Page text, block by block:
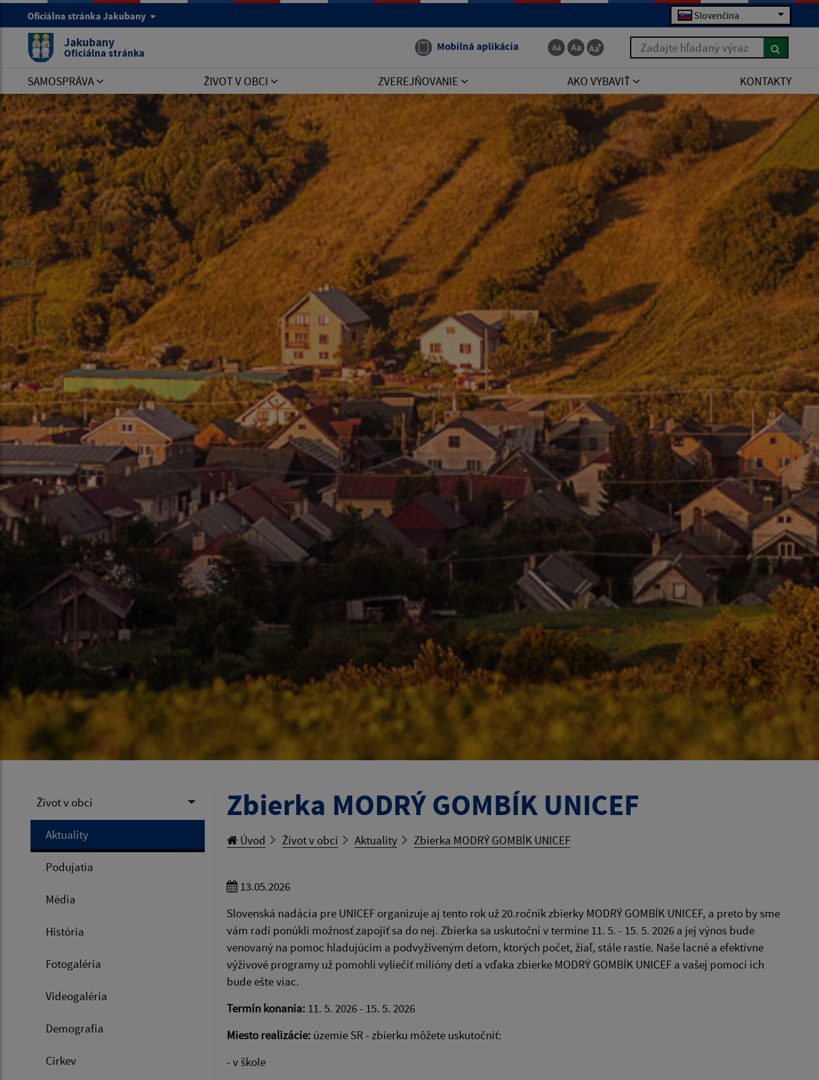
Oficiálna stránka Jakubany Slovenčina
Jakubany
Oficiálna stránka Mobilná aplikácia Zadajte hľadaný výraz
SAMOSPRÁVA ŽIVOT V OBCI ZVEREJŇOVANIE AKO VYBAVIŤ KONTAKTY
Život v obci
Aktuality
Podujatia
Média
História
Fotogaléria
Videogaléria
Demografia
Cirkev
Zbierka MODRÝ GOMBÍK UNICEF
Úvod Život v obci Aktuality Zbierka MODRÝ GOMBÍK UNICEF
13.05.2026
Slovenská nadácia pre UNICEF organizuje aj tento rok už 20.ročník zbierky MODRÝ GOMBÍK UNICEF, a preto by sme
vám radi ponúkli možnosť zapojiť sa do nej. Zbierka sa uskutoční v termíne 11. 5. - 15. 5. 2026 a jej výnos bude
venovaný na pomoc hladujúcim a podvyživeným deťom, ktorých počet, žiaľ, stále rastie. Naše lacné a efektívne
výživové programy už pomohli vyliečiť milióny detí a vďaka zbierke MODRÝ GOMBÍK UNICEF a vašej pomoci ich
bude ešte viac.
Termín konania: 11. 5. 2026 - 15. 5. 2026
Miesto realizácie: územie SR - zbierku môžete uskutočniť:
- v škole